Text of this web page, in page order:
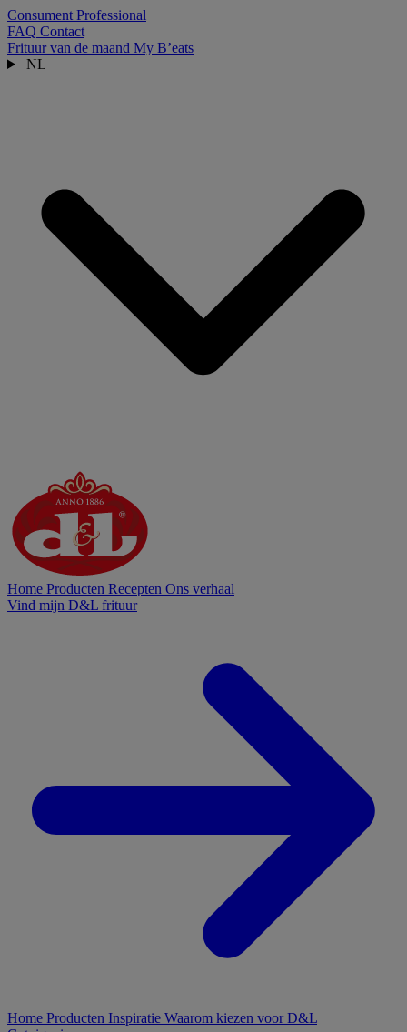
Consument Professional
FAQ Contact
Frituur van de maand My B’eats
NL
Home Producten Recepten Ons verhaal
Vind mijn D&L frituur
Home Producten Inspiratie Waarom kiezen voor D&L